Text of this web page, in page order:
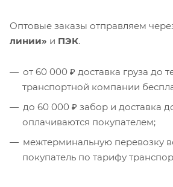
Оптовые заказы отправляем
линии» и ПЭК.
от 60 000 ₽ доставка груза до
транспортной компании
до 60 000 ₽ забор и доставка
оплачиваются покупателем;
межтерминальную перевозку
покупатель по тарифу